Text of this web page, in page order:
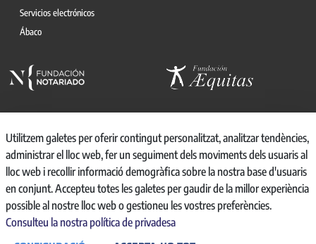
Servicios electrónicos
Ábaco
© 2026, CONSEJO GENERAL DEL NOTARIO
CANAL INTERNO DE INFORMACIÓN
REGISTRO DE ACTIVIDADES DE TRATAMIENTO
AVISO LEGAL
Utilitzem galetes per oferir contingut personalitzat, analitzar tendències,
administrar el lloc web, fer un seguiment dels moviments dels usuaris al
lloc web i recollir informació demogràfica sobre la nostra base d'usuaris
en conjunt. Accepteu totes les galetes per gaudir de la millor experiència
possible al nostre lloc web o gestioneu les vostres preferències.
Consulteu la nostra política de privadesa